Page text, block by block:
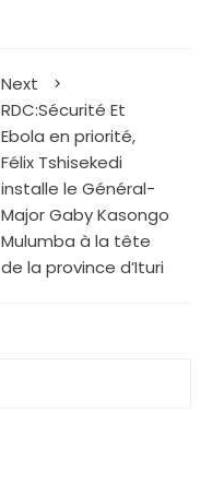
Next
RDC:Sécurité Et
Ebola en priorité,
Félix Tshisekedi
installe le Général-
Major Gaby Kasongo
Mulumba à la tête
de la province d’Ituri